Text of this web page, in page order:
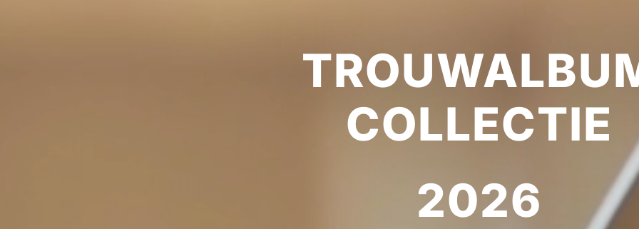
COLLECTIE
2026